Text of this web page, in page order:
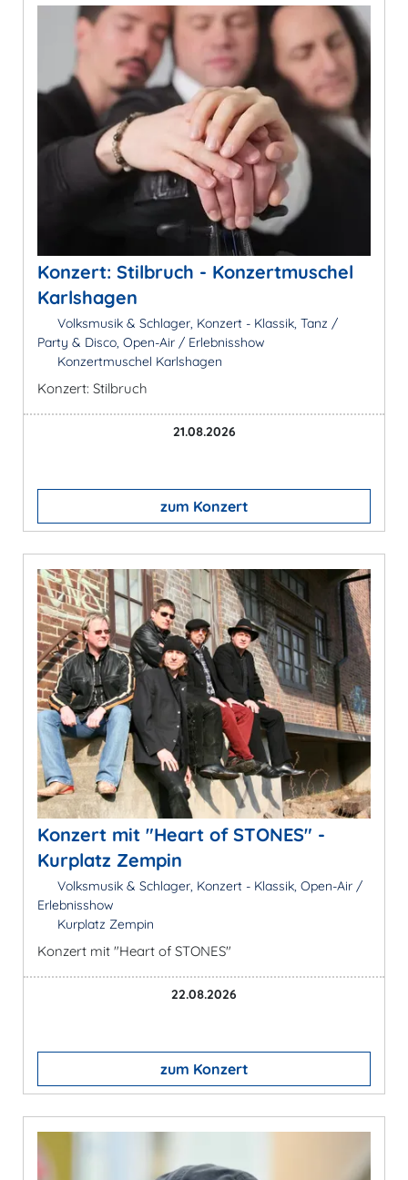
Konzert: Stilbruch - Konzertmuschel
Karlshagen
Volksmusik & Schlager, Konzert - Klassik, Tanz /
Party & Disco, Open-Air / Erlebnisshow
Konzertmuschel Karlshagen
Konzert: Stilbruch
21.08.2026
zum Konzert
Konzert mit "Heart of STONES" -
Kurplatz Zempin
Volksmusik & Schlager, Konzert - Klassik, Open-Air /
Erlebnisshow
Kurplatz Zempin
Konzert mit "Heart of STONES"
22.08.2026
zum Konzert